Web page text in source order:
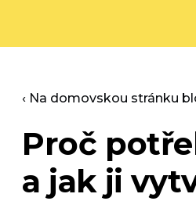
‹ Na domovskou stránku
Proč
a jak ji